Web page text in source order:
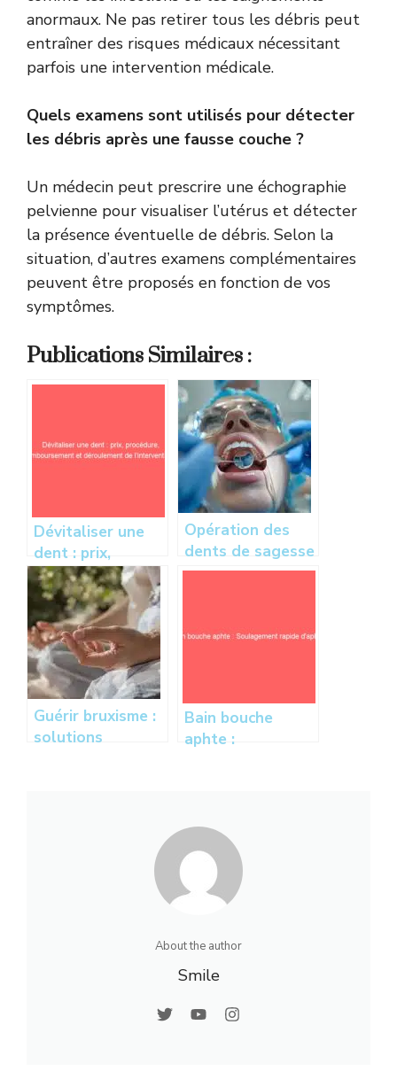
anormaux. Ne pas retirer tous les débris peut
entraîner des risques médicaux nécessitant
parfois une intervention médicale.
Quels examens sont utilisés pour détecter
les débris après une fausse couche ?
Un médecin peut prescrire une échographie
pelvienne pour visualiser l’utérus et détecter
la présence éventuelle de débris. Selon la
situation, d’autres examens complémentaires
peuvent être proposés en fonction de vos
symptômes.
Publications Similaires :
Dévitaliser une
dent : prix,
procédure,
remboursement
et déroulement
de l’intervention
Opération des
dents de sagesse
: déroulement,
guérison optimale
Guérir bruxisme :
solutions
Bain bouche
aphte :
About the author
Smile